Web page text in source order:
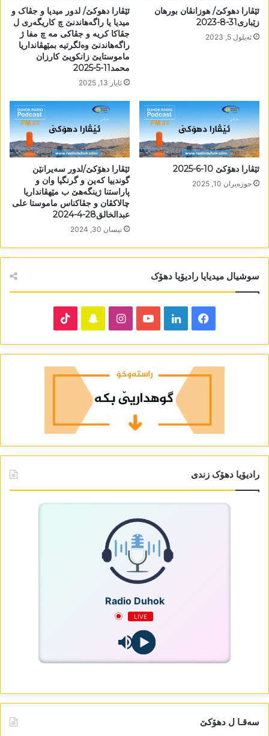
ئێڤارا دھوکێ/ ھوزانڤان بورھان
زێباری31-8-2023
ئه‌یلول 5, 2023
ئێڤارا دھوکێ/ لدور میدیا و جڤاک و
میدیا یا راگەھاندنێ چ کاریگەری ل
جڤاکا کریە و جڤاکی مە چ مفا ژ
راگەھاندنێ وەلگرتیە بمێھڤانداریا
ماموستایێ زانکویێ کارزان
محمد11-5-2025
ئایار 13, 2025
ئێڤارا دھۆکێ 10-6-2025
حوزه‌یران 10, 2025
ئێڤارا دھۆکێ/لدور سەیرانێن
گوندییا کەین و گرنگیا وان و
پاراستنا ژینگەھێ ب مێھڤانداریا
چالاکڤان و جڤاکناس ماموستا علی
عبدالخالق28-4-2024
نیسان 30, 2024
سوشیال میدیایا رادیۆیا دھۆک
Facebook
LinkedIn
YouTube
Instagram
Snapchat
رادیۆیا دھۆک زندی
Radio Duhok
LIVE
سەقـا ل دھۆکێ